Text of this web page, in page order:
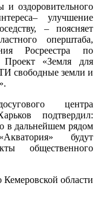
и оздоровительного
улучшение
– поясняет
оперштаба,
Росреестра по
Проект «Земля для
свободные земли и
центра
подтвердил:
в дальнейшем рядом
будут
общественного
области